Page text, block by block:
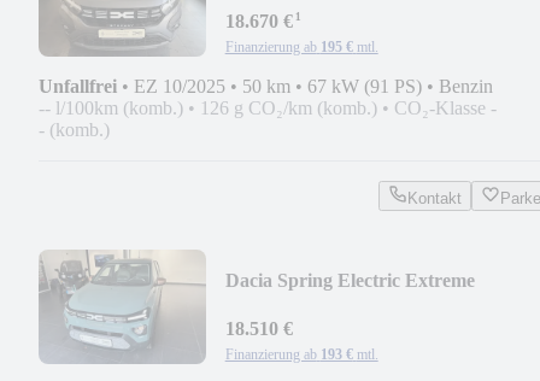
18.670 €¹
Finanzierung ab 195 € mtl.
Unfallfrei • EZ 10/2025 • 50 km • 67 kW (91 PS) • Benzin
-- l/100km (komb.) • 126 g CO₂/km (komb.) • CO₂-Klasse -
- (komb.)
Kontakt
Dacia Spring Electric Extreme
18.510 €
Finanzierung ab 193 € mtl.